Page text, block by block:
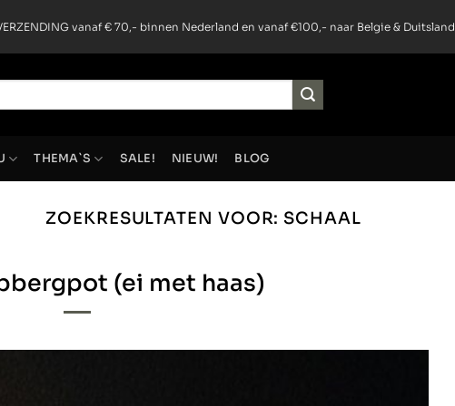
vanaf € 70,- binnen Nederland en vanaf €100,- naar Belgie & Duitsland
THEMA`S SALE! NIEUW! BLOG
ZOEKRESULTATEN VOOR: SCHAAL
(ei met haas)